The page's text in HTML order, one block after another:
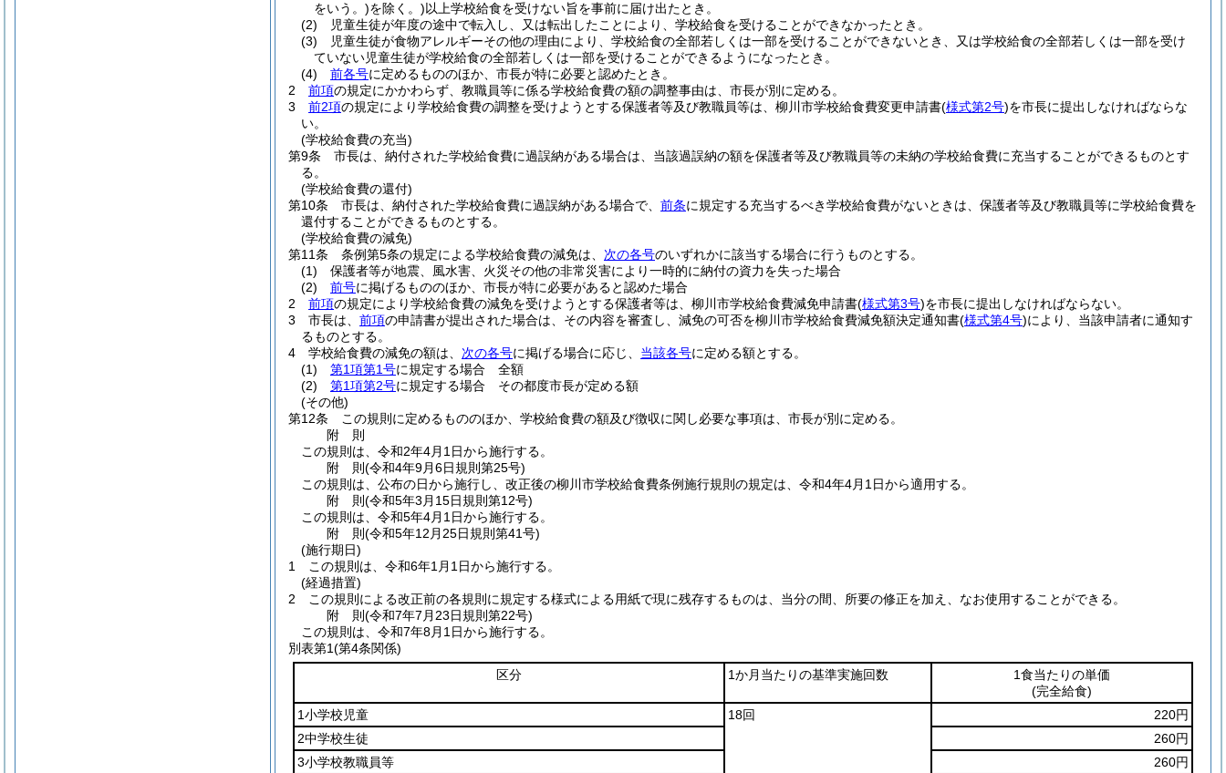
をいう。)を除く。)以上学校給食を受けない旨を事前に届け出たとき。
(2)
児童生徒が年度の途中で転入し、又は転出したことにより、学校給食を受けることができなかったとき。
(3)
児童生徒が食物アレルギーその他の理由により、学校給食の全部若しくは一部を受けることができないとき、又は学校給食の全部若しくは一部を受け
ていない児童生徒が学校給食の全部若しくは一部を受けることができるようになったとき。
(4)
前各号に定めるもののほか、市長が特に必要と認めたとき。
2
前項の規定にかかわらず、教職員等に係る学校給食費の額の調整事由は、市長が別に定める。
3
前2項の規定により学校給食費の調整を受けようとする保護者等及び教職員等は、柳川市学校給食費変更申請書(様式第2号)を市長に提出しなければならな
い。
(学校給食費の充当)
第9条
市長は、納付された学校給食費に過誤納がある場合は、当該過誤納の額を保護者等及び教職員等の未納の学校給食費に充当することができるものとす
る。
(学校給食費の還付)
第10条
市長は、納付された学校給食費に過誤納がある場合で、 前条に規定する充当するべき学校給食費がないときは、保護者等及び教職員等に学校給食費を
還付することができるものとする。
(学校給食費の減免)
第11条
条例第5条の規定による学校給食費の減免は、 次の各号のいずれかに該当する場合に行うものとする。
(1)
保護者等が地震、風水害、火災その他の非常災害により一時的に納付の資力を失った場合
(2)
前号に掲げるもののほか、市長が特に必要があると認めた場合
2
前項の規定により学校給食費の減免を受けようとする保護者等は、柳川市学校給食費減免申請書(様式第3号)を市長に提出しなければならない。
3
市長は、 前項の申請書が提出された場合は、その内容を審査し、減免の可否を柳川市学校給食費減免額決定通知書(様式第4号)により、当該申請者に通知す
るものとする。
4
学校給食費の減免の額は、 次の各号に掲げる場合に応じ、 当該各号に定める額とする。
(1)
第1項第1号に規定する場合 全額
(2)
第1項第2号に規定する場合 その都度市長が定める額
(その他)
第12条
この規則に定めるもののほか、学校給食費の額及び徴収に関し必要な事項は、市長が別に定める。
附 則
この規則は、令和2年4月1日から施行する。
附 則(令和4年9月6日規則第25号)
この規則は、公布の日から施行し、改正後の柳川市学校給食費条例施行規則の規定は、令和4年4月1日から適用する。
附 則(令和5年3月15日規則第12号)
この規則は、令和5年4月1日から施行する。
附 則(令和5年12月25日規則第41号)
(施行期日)
1
この規則は、令和6年1月1日から施行する。
(経過措置)
2
この規則による改正前の各規則に規定する様式による用紙で現に残存するものは、当分の間、所要の修正を加え、なお使用することができる。
附 則(令和7年7月23日規則第22号)
この規則は、令和7年8月1日から施行する。
別表第1(第4条関係)
区分
1か月当たりの基準実施回数
1食当たりの単価
(完全給食)
1小学校児童
18回
220円
2中学校生徒
260円
3小学校教職員等
260円